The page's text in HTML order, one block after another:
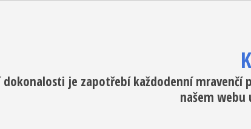
dokonalosti je zapotřebí každodenní
našem webu